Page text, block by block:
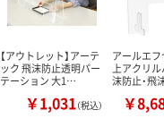
【アウトレット】アーテ
ック 飛沫防止透明パー
テーション 大1…
￥1,031（税込）
アールエ
上アクリル
沫防止・
￥